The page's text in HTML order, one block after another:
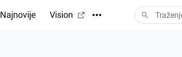
Najnovije Vision